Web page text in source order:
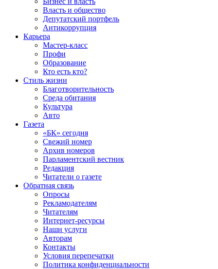
Власть и общество
Депутатский портфель
Антикоррупция
Карьера
Мастер-класс
Профи
Образование
Кто есть кто?
Стиль жизни
Благотворительность
Среда обитания
Культура
Авто
Газета
«БК» сегодня
Свежий номер
Архив номеров
Парламентский вестник
Редакция
Читатели о газете
Обратная связь
Опросы
Рекламодателям
Читателям
Интернет-ресурсы
Наши услуги
Авторам
Контакты
Условия перепечатки
Политика конфиденциальности